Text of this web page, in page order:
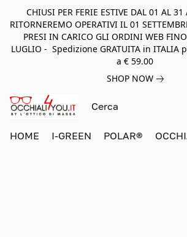
CHIUSI PER FERIE ESTIVE DAL 01 AL
RITORNEREMO OPERATIVI IL 01
PRESI IN CARICO GLI ORDINI WEB
LUGLIO - Spedizione GRATUITA in
a € 59.00
SHOP NOW
HOME I-GREEN POLAR®